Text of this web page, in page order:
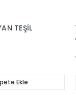
TEŞİL
Ekle